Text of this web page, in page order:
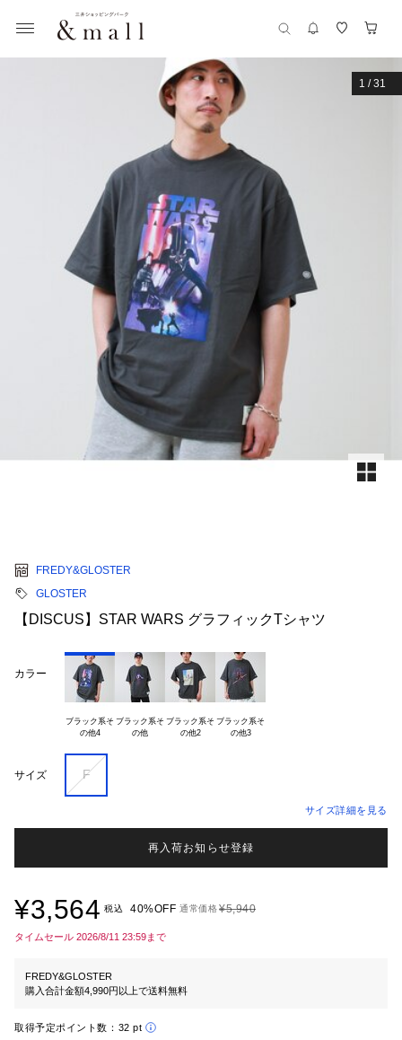
1 /31
FREDY&GLOSTER
GLOSTER
【DISCUS】STAR WARS グラフィックTシャツ
カラー
ブラック系そ
の他4
ブラック系そ ブラック系そ
の他2
ブラック系そ
の他3
サイズ F
サイズ詳細を見る
再入荷お知らせ登録
¥3,564 税込 40%OFF 通常価格¥5,940
タイムセール 2026/8/11 23:59まで
FREDY&GLOSTER
購入合計金額4,990円以上で送料無料
取得予定ポイント数： 32 pt